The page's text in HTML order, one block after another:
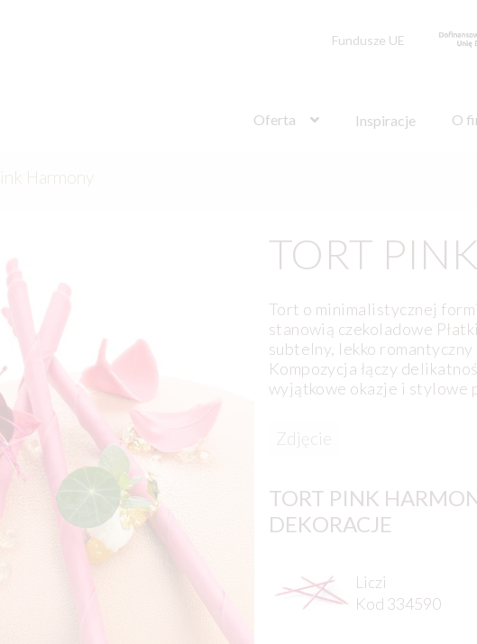
Fundusze UE
Oferta Inspiracje O
Harmony
TORT
Tort o minimalistycznej
stanowią czekoladowe
subtelny, lekko
Kompozycja łączy
wyjątkowe okazje i stylowe
Zdjęcie
TORT PINK
DEKORACJE
Liczi
Kod 334590